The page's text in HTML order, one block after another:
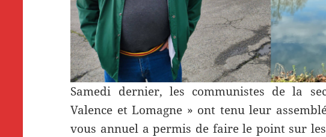
Samedi dernier, les communistes de la
Valence et Lomagne » ont tenu leur
vous annuel a permis de faire le point sur